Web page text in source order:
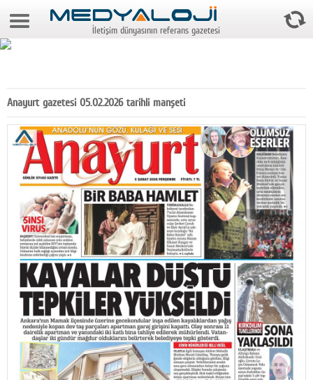
6 Ağustos 2026 19:30:26
Gazeteler
Medya
Reyting-tiraj
Teknoloji
Televizyon
Dünya
Pr
Facebook
Diziler
İletişim dünyasının referans gazetesi
Anayurt gazetesi 05.02.2026 tarihli manşeti